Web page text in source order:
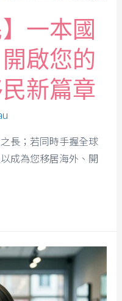
】一本國
啟您的
新篇章
長；若同時手握全球
成為您移居海外、開